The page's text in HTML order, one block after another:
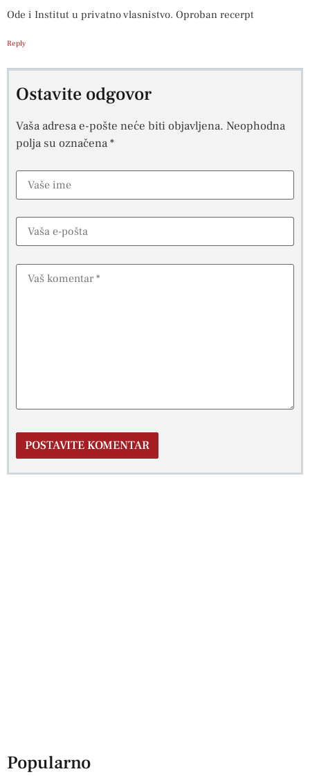
Ode i Institut u privatno vlasnistvo. Oproban recerpt
Reply
Ostavite odgovor
Vaša adresa e-pošte neće biti objavljena. Neophodna
polja su označena*
Popularno